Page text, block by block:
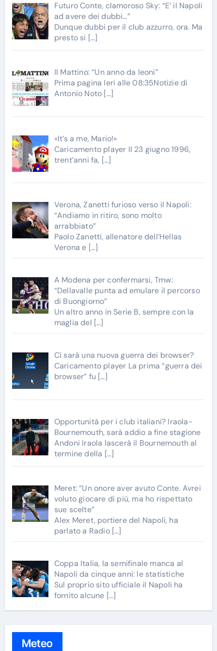
Futuro Conte, clamoroso Sky: “E’ il Napoli
ad avere dei dubbi…”
Dunque dubbi per il club azzurro, ora. Ma
presto si […]
Il Mattino: “Un anno da leoni”
Prima pagina Ieri alle 08:35Notizie di
Antonio Noto […]
«It’s a me, Mario!»
Caricamento player Il 23 giugno 1996,
trent’anni fa, […]
Verona, Zanetti furioso verso il Napoli:
“Andiamo in ritiro, sono molto
arrabbiato”
Paolo Zanetti, allenatore dell’Hellas
Verona e […]
A Modena per confermarsi, Tmw:
“Dellavalle punta ad emulare il percorso
di Buongiorno”
Un altro anno in Serie B, sempre con la
maglia del […]
Ci sarà una nuova guerra dei browser?
Caricamento player La prima “guerra dei
browser” fu […]
Opportunità per i club italiani? Iraola-
Bournemouth, sarà addio a fine stagione
Andoni Iraola lascerà il Bournemouth al
termine della […]
Meret: “Un onore aver avuto Conte. Avrei
voluto giocare di più, ma ho rispettato
sue scelte”
Alex Meret, portiere del Napoli, ha
parlato a Radio […]
Coppa Italia, la semifinale manca al
Napoli da cinque anni: le statistiche
Sul proprio sito ufficiale il Napoli ha
fornito alcune […]
Meteo